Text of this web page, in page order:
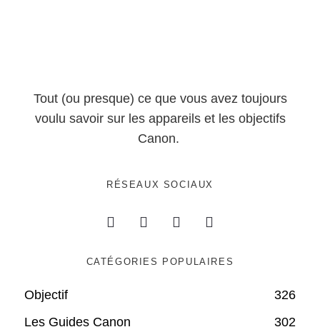
Tout (ou presque) ce que vous avez toujours
voulu savoir sur les appareils et les objectifs
Canon.
RÉSEAUX SOCIAUX
CATÉGORIES POPULAIRES
Objectif
326
Les Guides Canon
302